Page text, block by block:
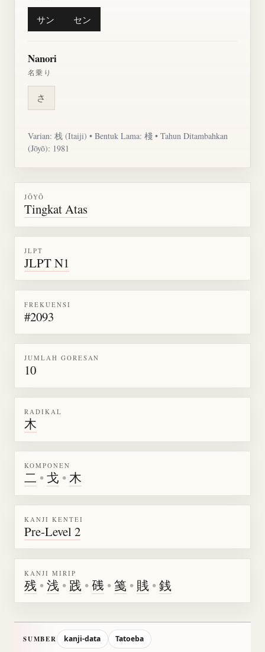
サン セン
Nanori
名乗り
さ
Varian: 栈 (Itaiji) • Bentuk Lama: 棧 • Tahun Ditambahkan
(Jōyō): 1981
JŌYŌ
Tingkat Atas
JLPT
JLPT N1
FREKUENSI
#2093
JUMLAH GORESAN
10
RADIKAL
木
KOMPONEN
二 •戈 •木
KANJI KENTEI
Pre-Level 2
KANJI MIRIP
残 •浅 • 践 •𥒎 •䇳 • 賎 •銭
SUMBER kanji-data
Tatoeba